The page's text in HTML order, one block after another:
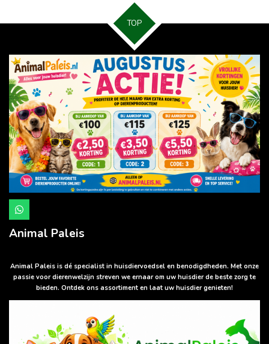
TOP
W
h
a
t
p
p
Animal Paleis
Animal Paleis is dé specialist in huisdiervoedsel en benodigdheden. Met onze
passie voor dierenwelzijn streven we ernaar om uw huisdier de beste zorg te
bieden. Ontdek ons assortiment en laat uw huisdier genieten!